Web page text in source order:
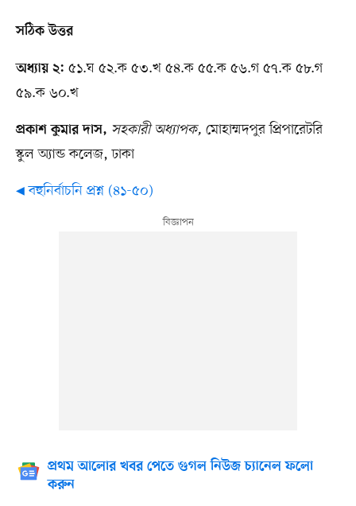
সঠিক উত্তর
অধ্যায় ২: ৫১.ঘ ৫২.ক ৫৩.খ ৫৪.ক ৫৫.ক ৫৬.গ ৫৭.ক ৫৮.গ
৫৯.ক ৬০.খ
প্রকাশ কুমার দাস, সহকারী অধ্যাপক, মোহাম্মদপুর প্রিপারেটরি
স্কুল অ্যান্ড কলেজ, ঢাকা
◀ বহুনির্বাচনি প্রশ্ন (৪১-৫০)
প্রথম আলোর খবর পেতে গুগল নিউজ চ্যানেল ফলো
করুন